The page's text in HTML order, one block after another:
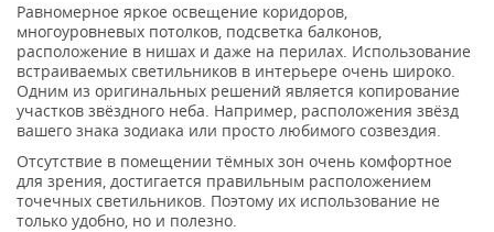
Равномерное яркое освещение коридоров,
многоуровневых потолков, подсветка балконов,
расположение в нишах и даже на перилах. Использование
встраиваемых светильников в интерьере очень широко.
Одним из оригинальных решений является копирование
участков звёздного неба. Например, расположения звёзд
вашего знака зодиака или просто любимого созвездия.
Отсутствие в помещении тёмных зон очень комфортное
для зрения, достигается правильным расположением
точечных светильников. Поэтому их использование не
только удобно, но и полезно.